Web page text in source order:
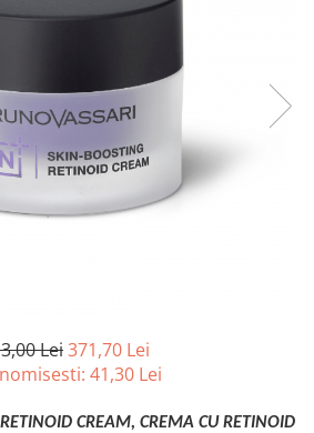
Matur
Lei371,70 Lei
41,30 Lei
CREAM, CREMA CU RETINOID